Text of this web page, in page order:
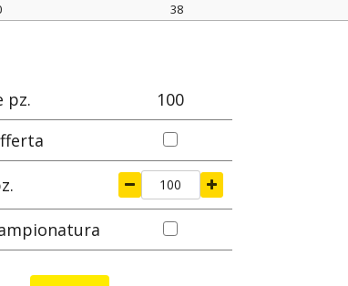
38
pz.
100